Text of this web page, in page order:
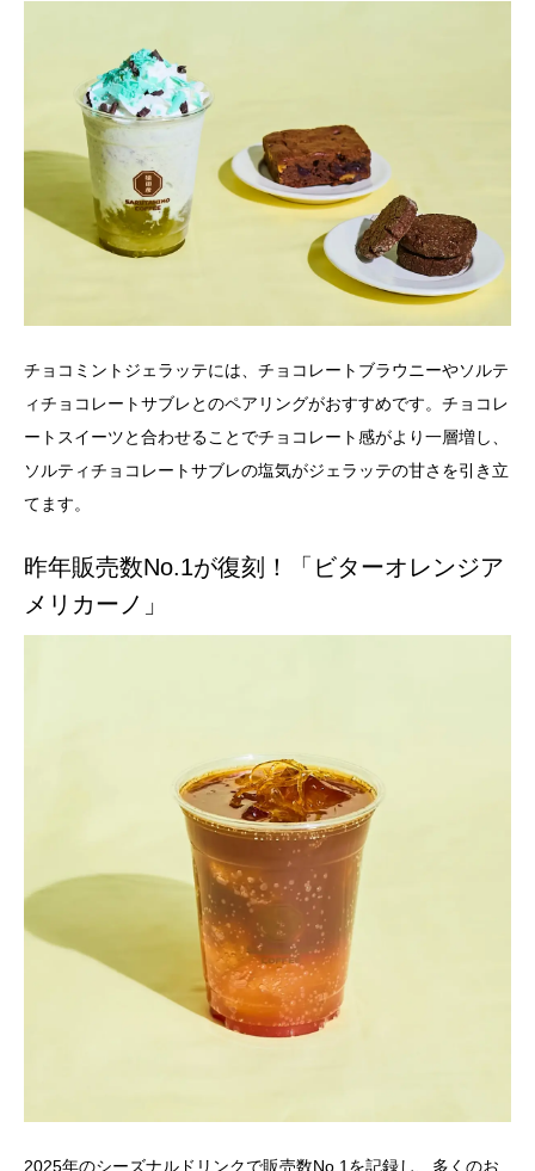
チョコミントジェラッテには、チョコレートブラウニーやソルテ
ィチョコレートサブレとのペアリングがおすすめです。チョコレ
ートスイーツと合わせることでチョコレート感がより一層増し、
ソルティチョコレートサブレの塩気がジェラッテの甘さを引き立
てます。
昨年販売数No.1が復刻！「ビターオレンジア
メリカーノ」
2025年のシーズナルドリンクで販売数No.1を記録し、多くのお